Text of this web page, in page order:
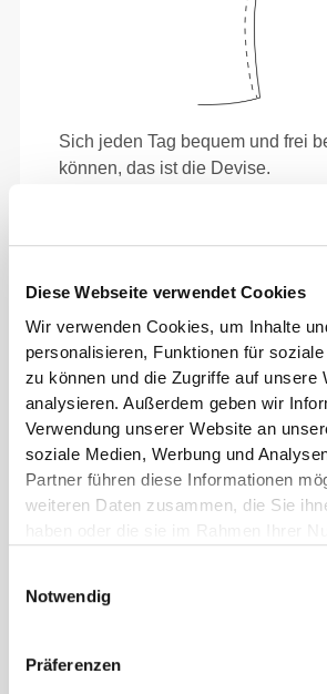
Diese Webseite verwendet Cookies
Wir verwenden Cookies, um Inhalte
personalisieren, Funktionen für
zu können und die Zugriffe auf unsere
analysieren. Außerdem geben wir
Verwendung unserer Website an
soziale Medien, Werbung und
Partner führen diese Informationen
weiteren Daten zusammen, die Sie
Notwendig
Präferenzen
Sich jeden Tag bequem und frei
können, das ist die Devise.
entspannte Passform für einen
EMPFOHLENE GRÖSSE